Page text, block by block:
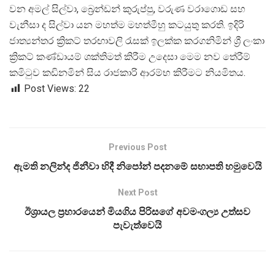
වන අමල් සිල්වා, බ්රෙන්ඩන් කුරුප්පු, වරුණ වරාගොඩ සහ
වැනීසා ද සිල්වා යන මහත්ම මහත්මීහු කටයුතු කරති. ඉදිරි
ජාත්යන්තර ක්රිකට් තරඟාවලි රැසක් ඉලක්ක කරගනිමින් ශ් රී ලංකා
ක්රිකට් කණ්ඩායම් ශක්තිමත් කිරීම උදෙසා මෙම නව තේරීම්
කමිටුව කඩිනමින් සිය රාජකාරි ආරම්භ කිරීමට නියමිතය.
Post Views: 22
Previous Post
ඇමති නලින්ද ජිනීවා හිදී නිපෝන් පදනමේ සභාපති හමුවෙයි
Next Post
ඊශ්‍රායල ප්‍රහාරයෙන් මියගිය පිරිසගේ අවමංගල්‍ය උත්සව
පැවැත්වෙයි